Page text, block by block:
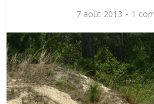
7 août 2013 1